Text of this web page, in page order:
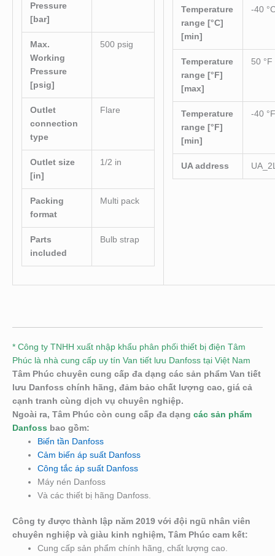
Pressure
[bar]
Max.
Working
Pressure
[psig]
500 psig
Outlet
connection
type
Flare
Outlet size
[in]
1/2 in
Packing
format
Multi pack
Parts
included
Bulb strap
Temperature
range [°C]
[min]
-40
Temperature
range [°F]
[max]
50 °F
Temperature
range [°F]
[min]
-40
UA address
* Công ty TNHH xuất nhập khẩu phân phối thiết bị điện Tâm
Phúc là nhà cung cấp uy tín Van tiết lưu Danfoss tại Việt Nam
Tâm Phúc chuyên cung cấp đa dạng các sản phẩm Van tiết
lưu Danfoss chính hãng, đảm bảo chất lượng cao, giá cả
cạnh tranh cùng dịch vụ chuyên nghiệp.
Ngoài ra, Tâm Phúc còn cung cấp đa dạng các sản phẩm
Danfoss bao gồm:
Biến tần Danfoss
Cảm biến áp suất Danfoss
Công tắc áp suất Danfoss
Máy nén Danfoss
Và các thiết bị hãng Danfoss.
Công ty được thành lập năm 2019 với đội ngũ nhân viên
chuyên nghiệp và giàu kinh nghiệm, Tâm Phúc cam kết:
Cung cấp sản phẩm chính hãng, chất lượng cao.